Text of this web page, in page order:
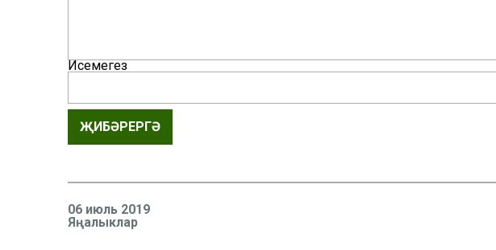
Исемегез
ҖИБӘРЕРГӘ
06 июль 2019
Яңалыклар